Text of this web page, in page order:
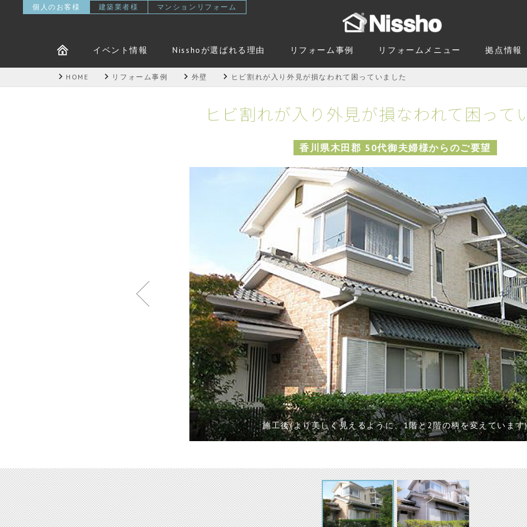
個人のお客様 建築業者様 マンションリフォーム
イベント情報 Nisshoが選ばれる理由 リフォーム事例 リフォームメニュー 拠点情報
HOME リフォーム事例 外壁 ヒビ割れが入り外見が損なわれて困っていました
ヒビ割れが入り外見が損なわれて困って
香川県木田郡 50代御夫婦様からのご要望
施工後(より美しく見えるように、1階と2階の柄を変えています